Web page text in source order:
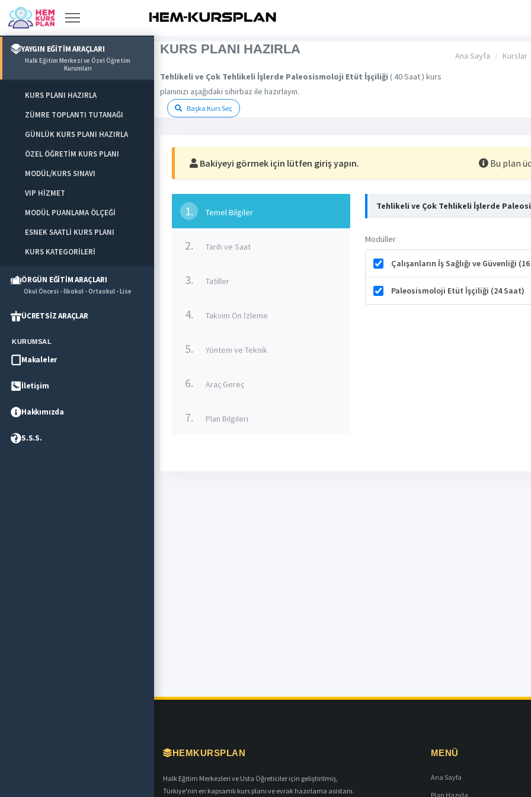
YAYGIN EĞİTİM ARAÇLARI
Halk Eğitim Merkezi ve Özel Öğretim
Kurumları
KURS PLANI HAZIRLA
ZÜMRE TOPLANTI TUTANAĞI
GÜNLÜK KURS PLANI HAZIRLA
ÖZEL ÖĞRETİM KURS PLANI
MODÜL/KURS SINAVI
VIP HİZMET
MODÜL PUANLAMA ÖLÇEĞİ
ESNEK SAATLİ KURS PLANI
KURS KATEGORİLERİ
ÖRGÜN EĞİTİM ARAÇLARI
Okul Öncesi - İlkokul - Ortaokul - Lise
ÜCRETSİZ ARAÇLAR
KURUMSAL
Makaleler
İletişim
Hakkımızda
S.S.S.
Ana Sayfa Kurslar
KURS PLANI HAZIRLA
Tehlikeli ve Çok Tehlikeli İşlerde Paleosismoloji Etüt İşçiliği ( 40 Saat ) kurs
planınızı aşağıdaki sihirbaz ile hazırlayın.
Başka Kurs Seç
Bakiyeyi görmek için lütfen giriş yapın. Bu plan
1. Temel Bilgiler
2. Tarih ve Saat
3. Tatiller
4. Takvim Ön İzleme
5. Yöntem ve Teknik
6. Araç Gereç
7. Plan Bilgileri
Tehlikeli ve Çok Tehlikeli İşlerde
Modüller
Çalışanların İş Sağlığı ve Güvenliği
Paleosismoloji Etüt İşçiliği (24 Saat)
HEMKURSPLAN
Halk Eğitim Merkezleri ve Usta Öğreticiler için geliştirilmiş,
Türkiye'nin en kapsamlı kurs planı ve evrak hazırlama asistanı.
MENÜ
Ana Sayfa
Plan Hazırla